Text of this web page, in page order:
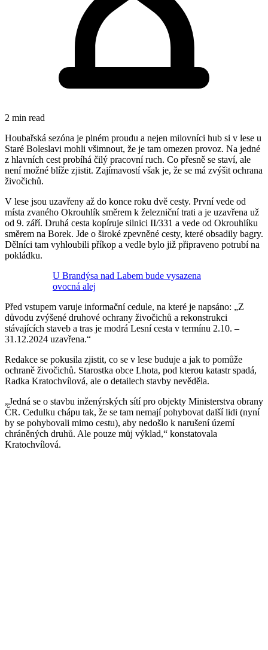
2 min read
Houbařská sezóna je plném proudu a nejen milovníci hub si v lese u
Staré Boleslavi mohli všimnout, že je tam omezen provoz. Na jedné
z hlavních cest probíhá čilý pracovní ruch. Co přesně se staví, ale
není možné blíže zjistit. Zajímavostí však je, že se má zvýšit ochrana
živočichů.
V lese jsou uzavřeny až do konce roku dvě cesty. První vede od
místa zvaného Okrouhlík směrem k železniční trati a je uzavřena už
od 9. září. Druhá cesta kopíruje silnici II/331 a vede od Okrouhlíku
směrem na Borek. Jde o široké zpevněné cesty, které obsadily bagry.
Dělníci tam vyhloubili příkop a vedle bylo již připraveno potrubí na
pokládku.
U Brandýsa nad Labem bude vysazena
ovocná alej
Před vstupem varuje informační cedule, na které je napsáno: „Z
důvodu zvýšené druhové ochrany živočichů a rekonstrukci
stávajících staveb a tras je modrá Lesní cesta v termínu 2.10. –
31.12.2024 uzavřena.“
Redakce se pokusila zjistit, co se v lese buduje a jak to pomůže
ochraně živočichů. Starostka obce Lhota, pod kterou katastr spadá,
Radka Kratochvílová, ale o detailech stavby nevěděla.
„Jedná se o stavbu inženýrských sítí pro objekty Ministerstva obrany
ČR. Cedulku chápu tak, že se tam nemají pohybovat další lidi (nyní
by se pohybovali mimo cestu), aby nedošlo k narušení území
chráněných druhů. Ale pouze můj výklad,“ konstatovala
Kratochvílová.